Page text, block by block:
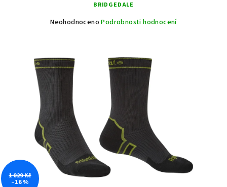
BRIDGEDALE
Průměrné
0,0
z
5
hvězdiček.
Neohodnoceno Podrobnosti hodnocení
1 029 Kč
–16 %